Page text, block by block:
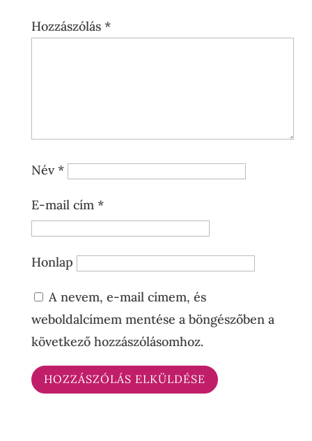
Hozzászólás *
Név*
E-mail cím *
Honlap
A nevem, e-mail címem, és
weboldalcímem mentése a böngészőben a
következő hozzászólásomhoz.